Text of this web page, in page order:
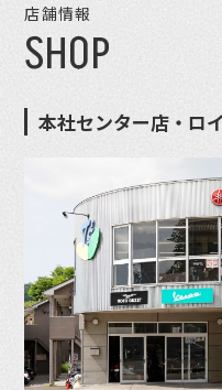
店舗情報
SHOP
本社センター店・ロ